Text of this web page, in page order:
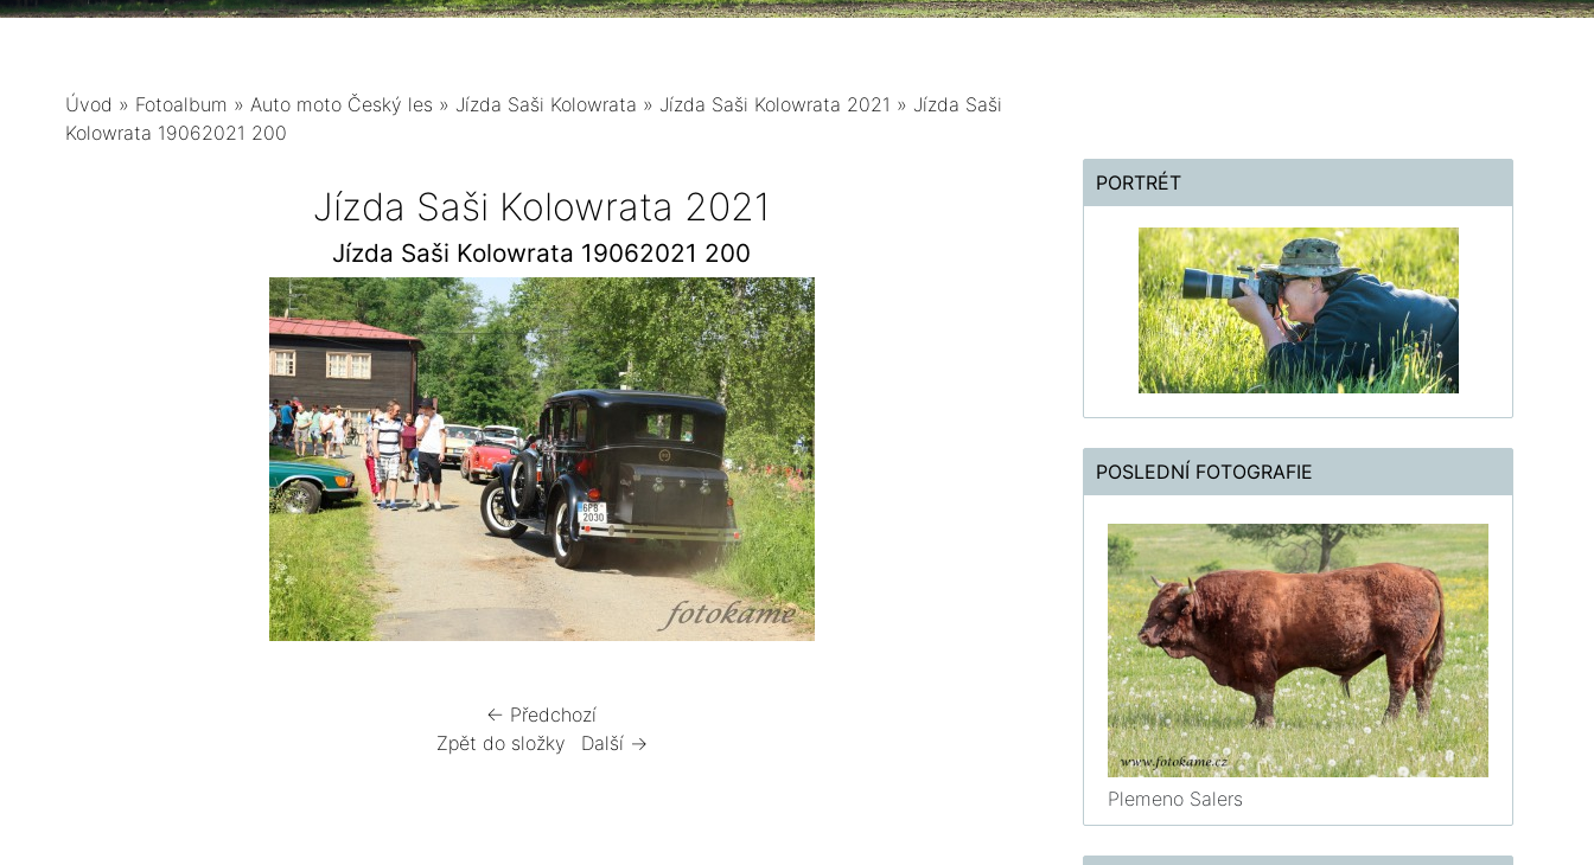
Úvod » Fotoalbum » Auto moto Český les » Jízda Saši Kolowrata » Jízda Saši Kolowrata 2021 » Jízda Saši
Kolowrata 19062021 200
Jízda Saši Kolowrata 2021
Jízda Saši Kolowrata 19062021 200
← Předchozí
Zpět do složky
Další →
PORTRÉT
POSLEDNÍ FOTOGRAFIE
Plemeno Salers